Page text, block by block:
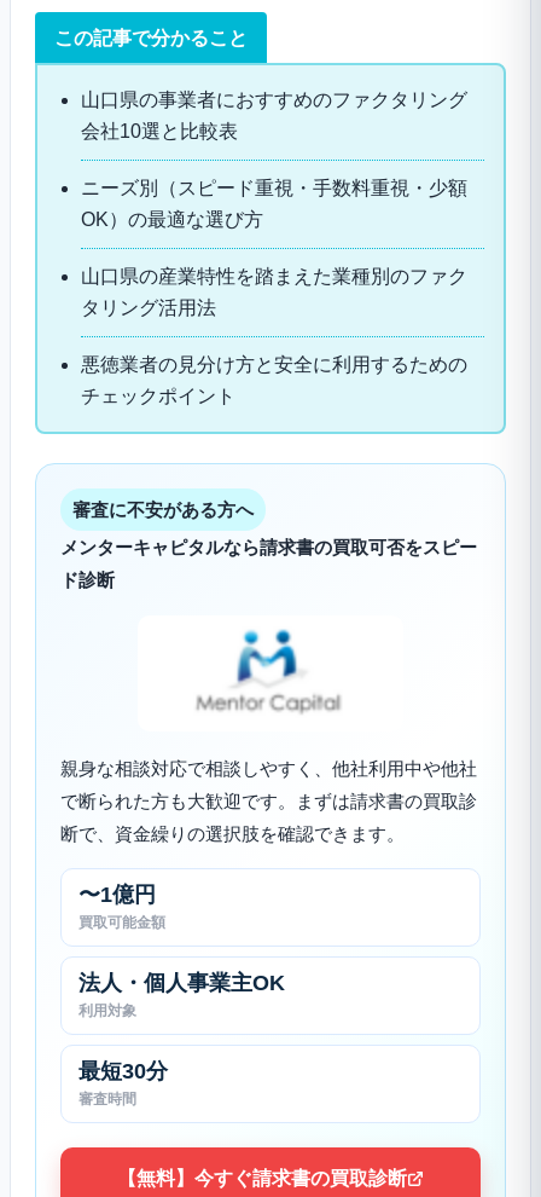
この記事で分かること
山口県の事業者におすすめのファクタリング
会社10選と比較表
ニーズ別（スピード重視・手数料重視・少額
OK）の最適な選び方
山口県の産業特性を踏まえた業種別のファク
タリング活用法
悪徳業者の見分け方と安全に利用するための
チェックポイント
審査に不安がある方へ
メンターキャピタルなら請求書の買取可否をスピー
ド診断
親身な相談対応で相談しやすく、他社利用中や他社
で断られた方も大歓迎です。まずは請求書の買取診
断で、資金繰りの選択肢を確認できます。
〜1億円
買取可能金額
法人・個人事業主OK
利用対象
最短30分
審査時間
【無料】今すぐ請求書の買取診断